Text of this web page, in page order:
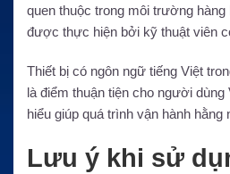
quen thuộc trong môi trường
được thực hiện bởi kỹ thuật viên
Thiết bị có ngôn ngữ tiếng Việt
là điểm thuận tiện cho người dùng
hiểu giúp quá trình vận hành hằng
Lưu ý khi sử